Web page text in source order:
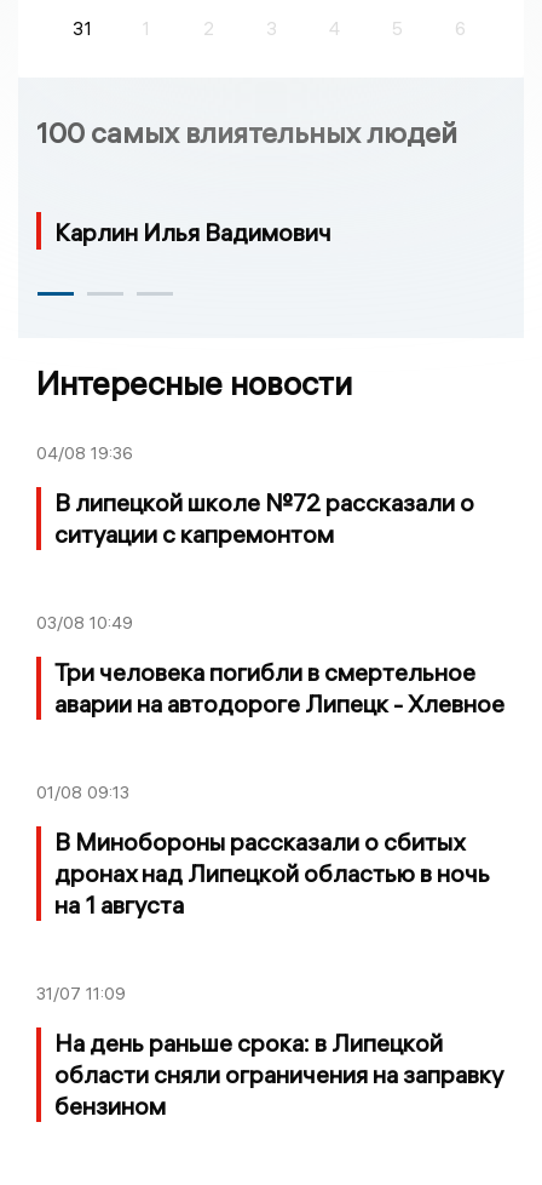
31
1 2 3 4 5 6
100 самых влиятельных людей
Карлин Илья Вадимович
Интересные новости
04/08 19:36
В липецкой школе №72 рассказали о
ситуации с капремонтом
03/08 10:49
Три человека погибли в смертельное
аварии на автодороге Липецк - Хлевное
01/08 09:13
В Минобороны рассказали о сбитых
дронах над Липецкой областью в ночь
на 1 августа
31/07 11:09
На день раньше срока: в Липецкой
области сняли ограничения на заправку
бензином